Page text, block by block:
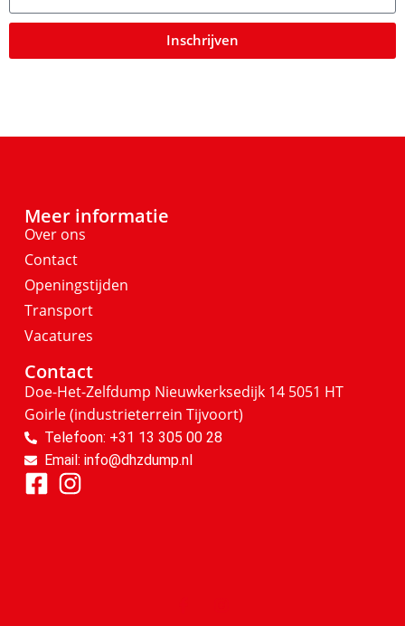
Inschrijven
Meer informatie
Over ons
Contact
Openingstijden
Transport
Vacatures
Contact
Doe-Het-Zelfdump Nieuwkerksedijk 14 5051 HT
Goirle(industrieterrein Tijvoort)
Telefoon: +31 13 305 00 28
Email: info@dhzdump.nl